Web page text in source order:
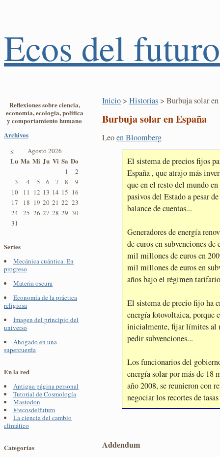
Ecos del futuro
Reflexiones sobre ciencia,
economía, ecología, política
y comportamiento humano
Archivos
< Agosto 2026
Lu Ma Mi Ju Vi Sa Do
1
2
3
4 5 6 7 8
9
10
11 12 13 14 15 16
17
18 19 20 21 22 23
24
25 26 27 28 29 30
31
Series
Mecánica cuántica. En
progreso
Materia oscura
Economía de la práctica
religiosa
Imagen del principio del
universo
Ahogado en una
supercuerda
En la red
Antigua página personal
Tutorial de Cosmología
Mastodon
@ecosdelfuturo
La ciencia del cambio
climático
Categorías
Inicio > Historias > Burbuja solar en
Burbuja solar en España
Leoen Bloomberg
El sistema de precios fijos
España , que atrajo más
que en el resto del mundo
pasivos del Estado a pesar
balance de cuentas...
Generadores de energía
de euros en subvenciones
mil millones de euros en
mil millones de euros en
años bajo el régimen
El sistema de precio fijo ha
energía fotovoltaica, porque
inicialmente, fijar límites al
pedir subvenciones...
Los funcionarios del
energía solar por más de 18
año 2008, se reunieron con
negociar los recortes de
Addendum